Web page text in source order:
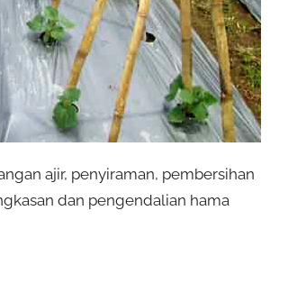
ajir, penyiraman, pembersihan
dan pengendalian hama